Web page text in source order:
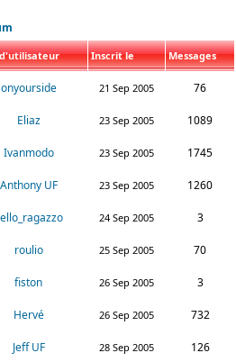
Inscrit le Messages
onyourside 21 Sep 2005 76
Eliaz 23 Sep 2005 1089
Ivanmodo 23 Sep 2005 1745
Anthony UF 23 Sep 2005 1260
24 Sep 2005 3
roulio 25 Sep 2005 70
fiston 26 Sep 2005 3
Hervé 26 Sep 2005 732
Jeff UF 28 Sep 2005 126